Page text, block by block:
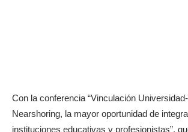
Con la conferencia “Vinculación
Nearshoring, la mayor oportunidad de
instituciones educativas y profesionistas”,